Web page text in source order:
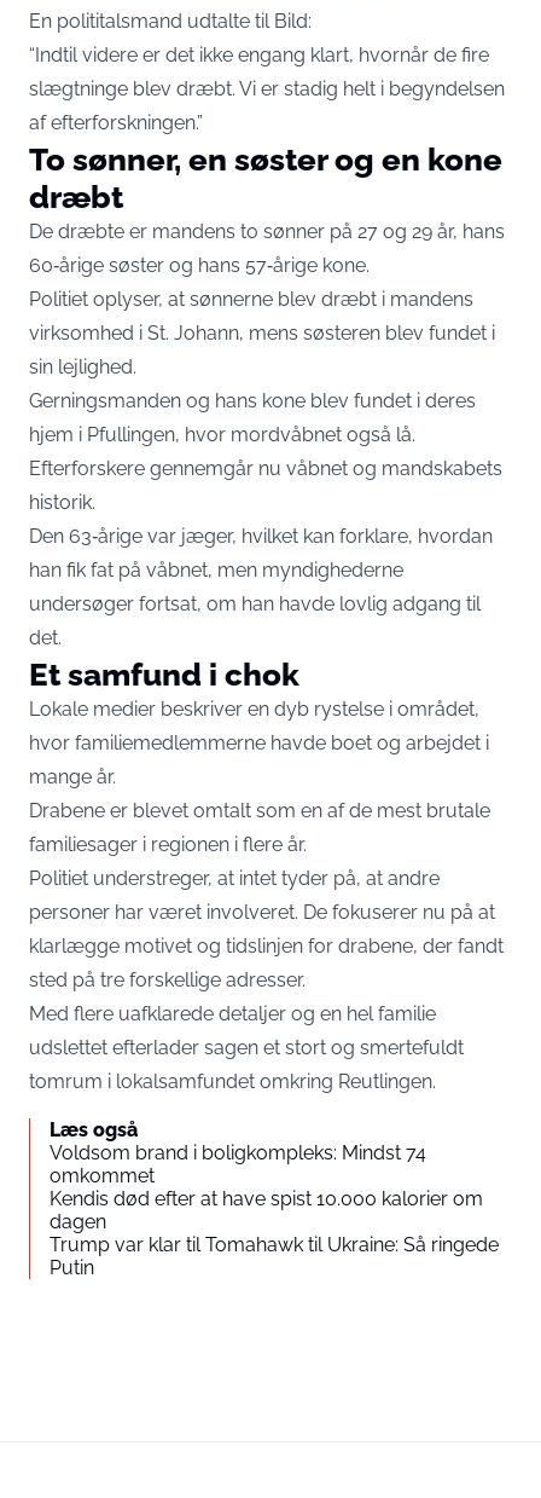
En polititalsmand udtalte til Bild:
“Indtil videre er det ikke engang klart, hvornår de fire
slægtninge blev dræbt. Vi er stadig helt i begyndelsen
af efterforskningen.”
To sønner, en søster og en kone
dræbt
De dræbte er mandens to sønner på 27 og 29 år, hans
60‑årige søster og hans 57‑årige kone.
Politiet oplyser, at sønnerne blev dræbt i mandens
virksomhed i St. Johann, mens søsteren blev fundet i
sin lejlighed.
Gerningsmanden og hans kone blev fundet i deres
hjem i Pfullingen, hvor mordvåbnet også lå.
Efterforskere gennemgår nu våbnet og mandskabets
historik.
Den 63‑årige var jæger, hvilket kan forklare, hvordan
han fik fat på våbnet, men myndighederne
undersøger fortsat, om han havde lovlig adgang til
det.
Et samfund i chok
Lokale medier beskriver en dyb rystelse i området,
hvor familiemedlemmerne havde boet og arbejdet i
mange år.
Drabene er blevet omtalt som en af de mest brutale
familiesager i regionen i flere år.
Politiet understreger, at intet tyder på, at andre
personer har været involveret. De fokuserer nu på at
klarlægge motivet og tidslinjen for drabene, der fandt
sted på tre forskellige adresser.
Med flere uafklarede detaljer og en hel familie
udslettet efterlader sagen et stort og smertefuldt
tomrum i lokalsamfundet omkring Reutlingen.
Læs også
Voldsom brand i boligkompleks: Mindst 74
omkommet
Kendis død efter at have spist 10.000 kalorier om
dagen
Trump var klar til Tomahawk til Ukraine: Så ringede
Putin